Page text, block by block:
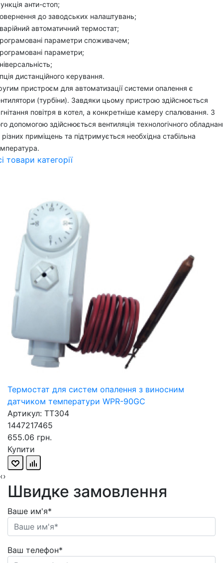
анти-стоп;
до заводських налаштувань;
автоматичний термостат;
параметри споживачем;
параметри;
дистанційного керування.
пристроєм для автоматизації системи опалення є
(турбіни). Завдяки цьому пристрою здійснюється
повітря в котел, а конкретніше камеру спалювання. З
допомогою здійснюється вентиляція технологічного
різних приміщень та підтримується необхідна стабільна
товари категорії
Термостат для систем опалення з виносним
датчиком температури WPR-90GC
Артикул: ТТ304
1447217465
655.06 грн.
Купити
‹›
Швидке замовлення
Ваше им'я*
Ваш телефон*